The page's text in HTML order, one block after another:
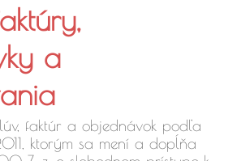
a
faktúr a objednávok podľa
ktorým sa mení a dopĺňa